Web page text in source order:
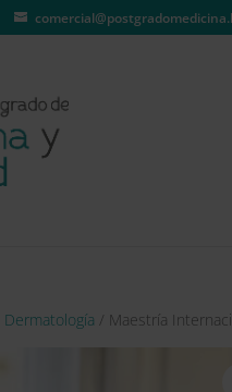
Dermatología / Maestría